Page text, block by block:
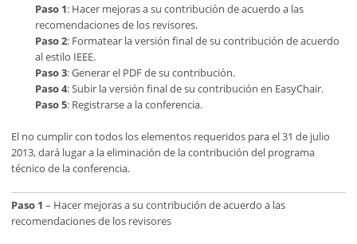
Paso 1: Hacer mejoras a su contribución de acuerdo a las
recomendaciones de los revisores.
Paso 2: Formatear la versión final de su contribución de acuerdo
al estilo IEEE.
Paso 3: Generar el PDF de su contribución.
Paso 4: Subir la versión final de su contribución en EasyChair.
Paso 5: Registrarse a la conferencia.
El no cumplir con todos los elementos requeridos para el 31 de julio
2013, dará lugar a la eliminación de la contribución del programa
técnico de la conferencia.
Paso 1 – Hacer mejoras a su contribución de acuerdo a las
recomendaciones de los revisores